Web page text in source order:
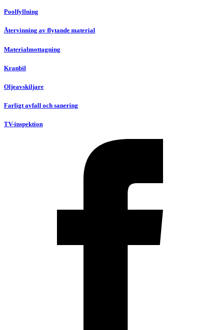
Poolfyllning
Återvinning av flytande material
Materialmottagning
Kranbil
Oljeavskiljare
Farligt avfall och sanering
TV-inspektion